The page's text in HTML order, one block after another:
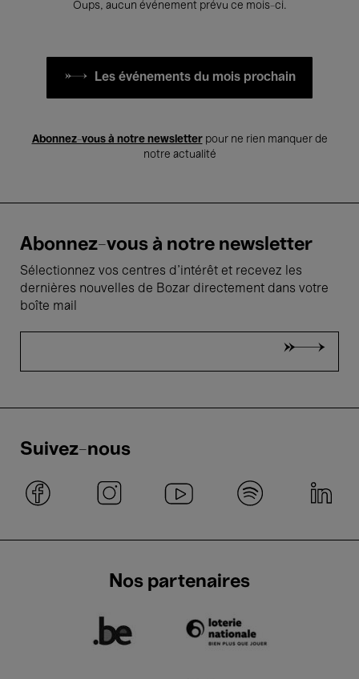
Oups, aucun événement prévu ce mois-ci.
Les événements du mois prochain
Abonnez-vous à notre newsletterpour ne rien manquer de
notre actualité
Abonnez-vous à notre newsletter
Sélectionnez vos centres d'intérêt et recevez les
dernières nouvelles de Bozar directement dans votre
boîte mail
Suivez-nous
Nos partenaires